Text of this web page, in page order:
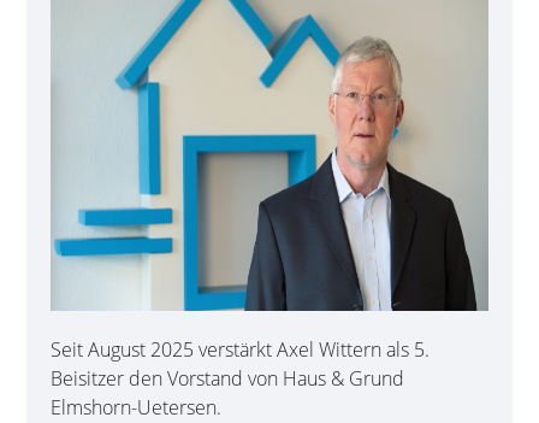
Seit August 2025 verstärkt Axel Wittern als 5.
Beisitzer den Vorstand von Haus & Grund
Elmshorn-Uetersen.